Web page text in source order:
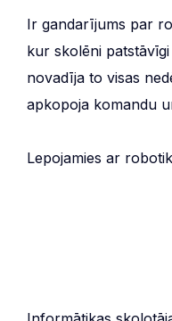
Ir gandarījums par
kur skolēni
novadīja to visas
apkopoja komandu
Lepojamies ar